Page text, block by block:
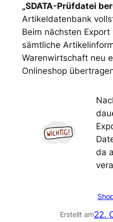
„SDATA-Prüfdatei
Artikeldatenbank
Beim nächsten
sämtliche
Warenwirtschaft neu
Onlineshop
da
Erstellt am22.